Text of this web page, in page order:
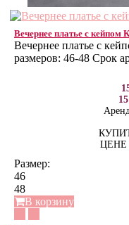
Вечернее платье с кейпом
Вечернее платье с
размеров: 46-48 Срок
ЦЕНЕ
Размер:
46
48
В корзину